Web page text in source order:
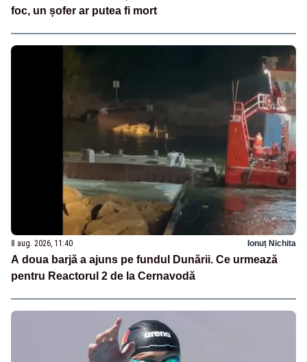
foc, un șofer ar putea fi mort
8 aug. 2026, 11:40 Ionuț Nichita
A doua barjă a ajuns pe fundul Dunării. Ce urmează
pentru Reactorul 2 de la Cernavodă